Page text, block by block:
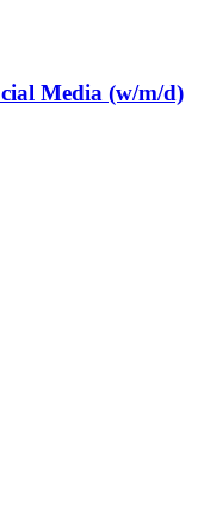
Media (w/m/d)